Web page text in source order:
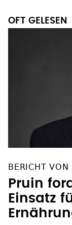
OFT GELESEN
BERICHT VON
Pruin
Einsatz